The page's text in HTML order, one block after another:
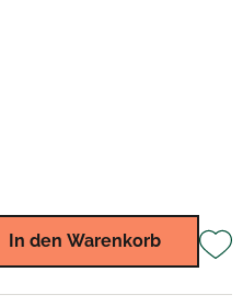
In den Warenkorb